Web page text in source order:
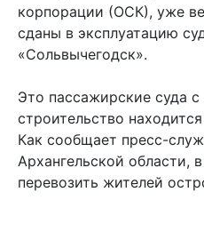
корпорации (ОСК), уже
сданы в эксплуатацию
«Сольвычегодск».
Это пассажирские суда
строительство
Как сообщает пресс-
Архангельской области,
перевозить жителей